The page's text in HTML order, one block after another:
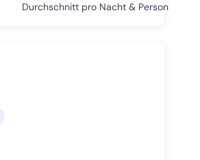
Durchschnitt pro Nacht & Person